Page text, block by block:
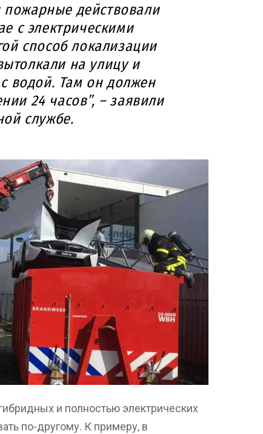
пожарные действовали
с электрическими
способ локализации
на улицу и
водой. Там он должен
24 часов”, – заявили
службе.
и полностью электрических
по-другому. К примеру, в